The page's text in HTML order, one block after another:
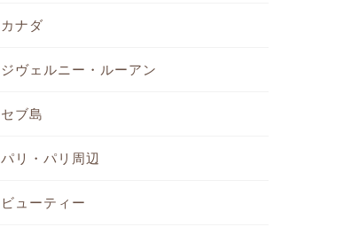
カナダ
ジヴェルニー・ルーアン
セブ島
パリ・パリ周辺
ビューティー